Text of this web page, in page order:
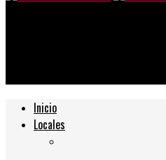
Inicio
Locales